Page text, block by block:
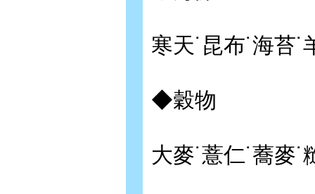
寒天˙昆布˙海苔
◆穀物
大麥˙薏仁˙蕎麥˙